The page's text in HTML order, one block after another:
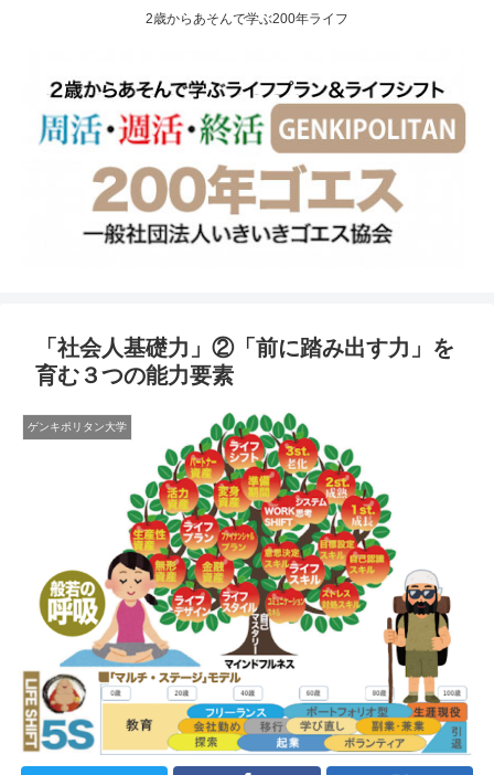
2歳からあそんで学ぶ200年ライフ
「社会人基礎力」②「前に踏み出す力」を
育む３つの能力要素
ゲンキポリタン大学